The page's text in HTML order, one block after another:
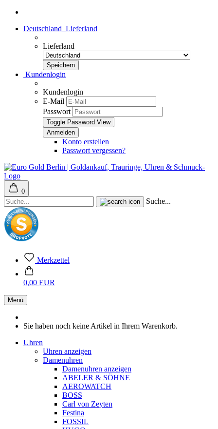
Deutschland Lieferland
Lieferland
Kundenlogin
Kundenlogin
E-Mail
Passwort
Toggle Password View
Konto erstellen
Passwort vergessen?
0
Suche...
Merkzettel
0,00 EUR
Menü
Sie haben noch keine Artikel in Ihrem Warenkorb.
Uhren
Uhren anzeigen
Damenuhren
Damenuhren anzeigen
ABELER & SÖHNE
AEROWATCH
BOSS
Carl von Zeyten
Festina
FOSSIL